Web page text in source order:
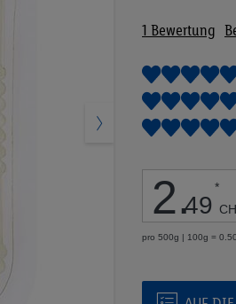
1 Bewertung
2.49
*
pro 500g | 100g =